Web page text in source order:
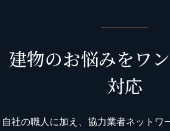
建物のお悩みをワ
対応
自社の職人に加え、協力業者ネットワ